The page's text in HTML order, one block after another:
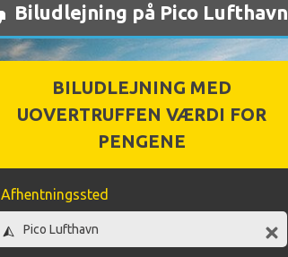
Biludlejning på Pico Lufthavn
BILUDLEJNING MED
UOVERTRUFFEN VÆRDI FOR
PENGENE
Afhentningssted